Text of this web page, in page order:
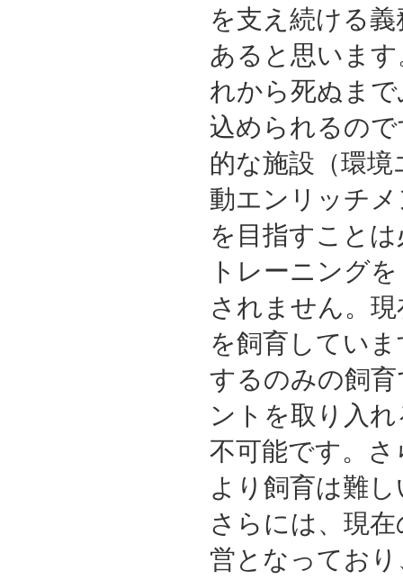
を支え続ける義
あると思いま
れから死ぬま
込められるの
的な施設（環
動エンリッチ
を目指すこと
トレーニング
されません。
を飼育してい
するのみの飼
ントを取り入
不可能です。
より飼育は難
さらには、現
営となってお